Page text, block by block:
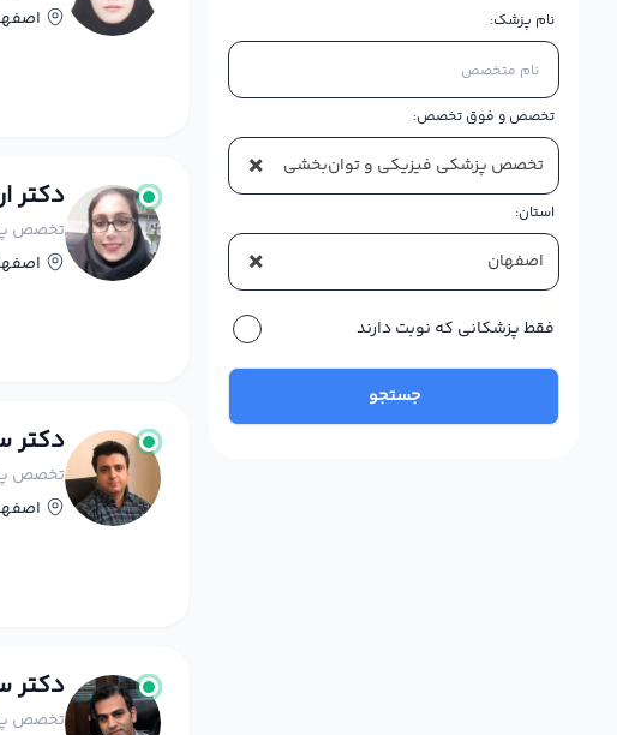
دکتر
تخصص
دکتر
تخصص
دکتر
تخصص
نام پزشک:
تخصص و فوق تخصص:
× تخصص پزشکی فیزیکی و توان‌بخشی
استان:
× اصفهان
فقط پزشکانی که نوبت دارند
جستجو